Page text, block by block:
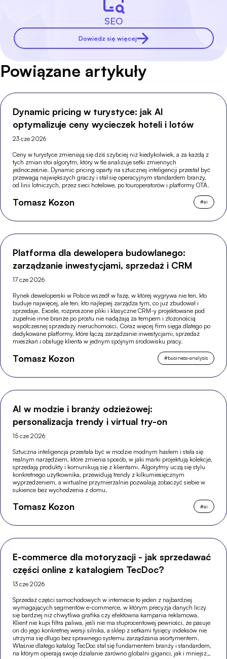
SEO
Dowiedz się więcej
Powiązane artykuły
Dynamic pricing w turystyce: jak AI
optymalizuje ceny wycieczek hoteli i lotów
23 cze 2026
Ceny w turystyce zmieniają się dziś szybciej niż kiedykolwiek, a za każdą z
tych zmian stoi algorytm, który w tle analizuje setki zmiennych
jednocześnie. Dynamic pricing oparty na sztucznej inteligencji przestał być
przewagą największych graczy i stał się operacyjnym standardem branży,
od linii lotniczych, przez sieci hotelowe, po touroperatorów i platformy OTA.
Tomasz Kozon #ai
Platforma dla dewelopera budowlanego:
zarządzanie inwestycjami, sprzedaż i CRM
17 cze 2026
Rynek deweloperski w Polsce wszedł w fazę, w której wygrywa nie ten, kto
buduje najwięcej, ale ten, kto najlepiej zarządza tym, co już zbudował i
sprzedaje. Excele, rozproszone pliki i klasyczne CRM-y projektowane pod
zupełnie inne branże po prostu nie nadążają za tempem i złożonością
współczesnej sprzedaży nieruchomości. Coraz więcej firm sięga dlatego po
dedykowane platformy, które łączą zarządzanie inwestycjami, sprzedaż
mieszkań i obsługę klienta w jednym spójnym środowisku pracy.
Tomasz Kozon #business-analysis
AI w modzie i branży odzieżowej:
personalizacja trendy i virtual try-on
15 cze 2026
Sztuczna inteligencja przestała być w modzie modnym hasłem i stała się
realnym narzędziem, które zmienia sposób, w jaki marki projektują kolekcje,
sprzedają produkty i komunikują się z klientami. Algorytmy uczą się stylu
konkretnego użytkownika, przewidują trendy z kilkumiesięcznym
wyprzedzeniem, a wirtualne przymierzalnie pozwalają zobaczyć siebie w
sukience bez wychodzenia z domu.
Tomasz Kozon #ai
E-commerce dla motoryzacji - jak sprzedawać
części online z katalogiem TecDoc?
13 cze 2026
Sprzedaż części samochodowych w internecie to jeden z najbardziej
wymagających segmentów e-commerce, w którym precyzja danych liczy
się bardziej niż chwytliwa grafika czy efektowna kampania reklamowa.
Klient nie kupi filtra paliwa, jeśli nie ma stuprocentowej pewności, że pasuje
on do jego konkretnej wersji silnika, a sklep z setkami tysięcy indeksów nie
utrzyma się długo bez sprawnego systemu zarządzania asortymentem.
Właśnie dlatego katalog TecDoc stał się fundamentem branży i standardem,
na którym opierają swoje działanie zarówno globalni giganci, jak i mniejsze,